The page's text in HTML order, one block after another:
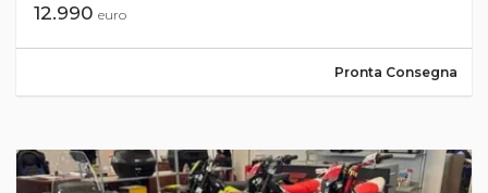
12.990 euro
Pronta Consegna